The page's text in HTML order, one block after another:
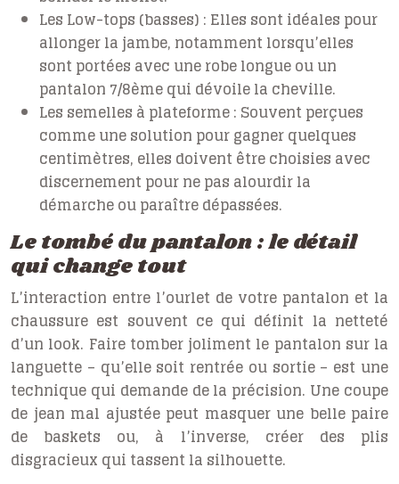
Les Low-tops (basses) : Elles sont idéales pour
allonger la jambe, notamment lorsqu’elles
sont portées avec une robe longue ou un
pantalon 7/8ème qui dévoile la cheville.
Les semelles à plateforme : Souvent perçues
comme une solution pour gagner quelques
centimètres, elles doivent être choisies avec
discernement pour ne pas alourdir la
démarche ou paraître dépassées.
Le tombé du pantalon : le détail
qui change tout
L’interaction entre l’ourlet de votre pantalon et la
chaussure est souvent ce qui définit la netteté
d’un look. Faire tomber joliment le pantalon sur la
languette – qu’elle soit rentrée ou sortie – est une
technique qui demande de la précision. Une coupe
de jean mal ajustée peut masquer une belle paire
de baskets ou, à l’inverse, créer des plis
disgracieux qui tassent la silhouette.